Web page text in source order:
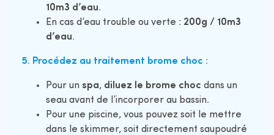
10m3 d’eau.
En cas d’eau trouble ou verte : 200g / 10m3
d’eau.
5. Procédez au traitement brome choc :
Pour un spa, diluez le brome choc dans un
seau avant de l’incorporer au bassin.
Pour une piscine, vous pouvez soit le mettre
dans le skimmer, soit directement saupoudré